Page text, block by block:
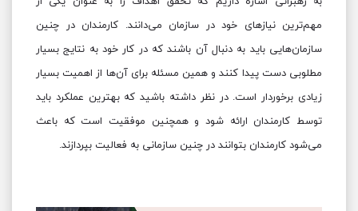
مهم‌ترین نیازهای خود در سازمان می‌دانند. کارمندان در چنین
سازمان‌هایی باید به دنبال آن باشند که در کار خود به نتایج بسیار
مطلوبی دست پیدا کنند و همین مسئله برای آن‌ها از اهمیت بسیار
زیادی برخوردار است. در نظر داشته باشید که بهترین عملکرد باید
توسط کارمندان ارائه شود و همچنین موفقیت است که باعث
می‌شود کارمندان بتوانند در چنین سازمانی به فعالیت بپردازند.